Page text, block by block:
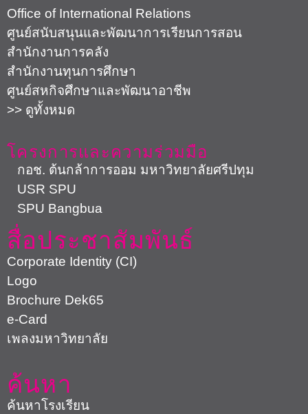
Office of International Relations
ศูนย์สนับสนุนและพัฒนาการเรียนการสอน
สำนักงานการคลัง
สำนักงานทุนการศึกษา
ศูนย์สหกิจศึกษาและพัฒนาอาชีพ
>> ดูทั้งหมด
โครงการและความร่วมมือ
ช. ต้นกล้าการออม มหาวิทยาลัยศรีปทุม
SPU
Bangbua
สื่อประชาสัมพันธ์
Corporate Identity (CI)
Logo
Brochure Dek65
e-Card
เพลงมหาวิทยาลัย
ค้นหา
ค้นหาโรงเรียน